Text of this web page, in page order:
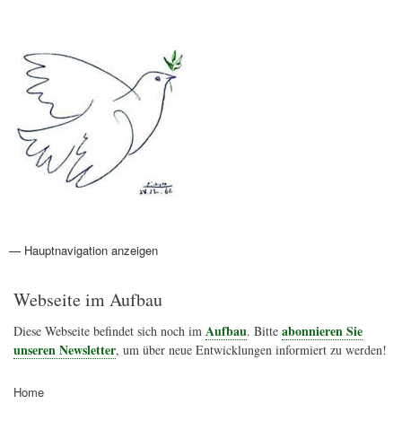
Hauptnavigation
— Hauptnavigation anzeigen
Aktionen
Friedensbewegung
Friedensprojekte
Home
Konflikte
Links
Narichtenlinks
News
Politik
Termine
Texte
Kunst
Friedensexperten
Friedensforschung
Friedensinitiativen
Friedensnachrichten
Webseite im Aufbau
Diese Webseite befindet sich noch im Aufbau. Bitte abonnieren Sie
unseren Newsletter, um über neue Entwicklungen informiert zu werden!
Home